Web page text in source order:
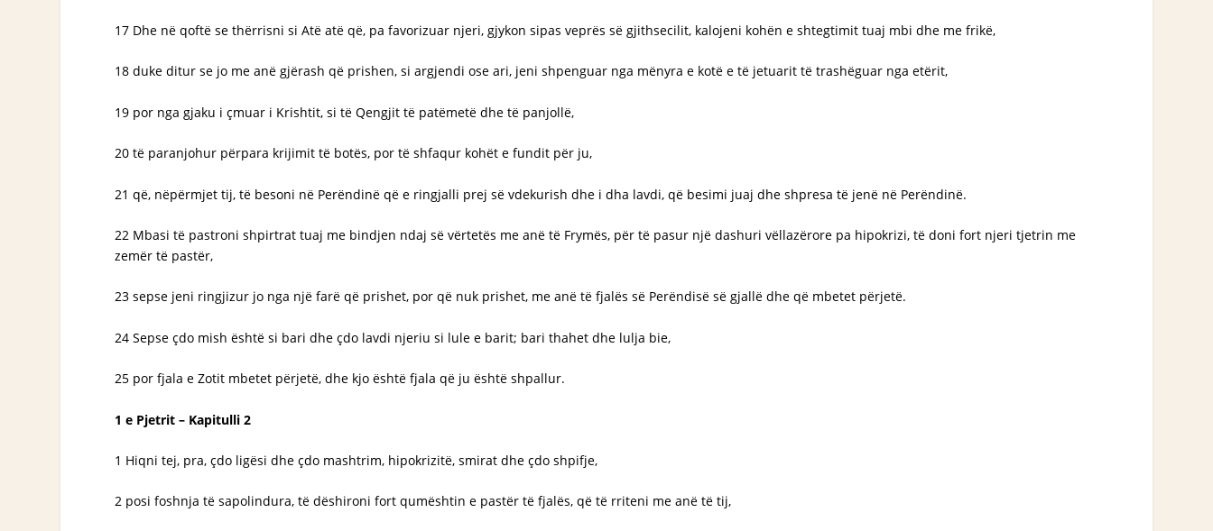
17 Dhe në qoftë se thërrisni si Atë atë që, pa favorizuar njeri, gjykon sipas veprës së gjithsecilit, kalojeni kohën e shtegtimit tuaj mbi dhe me frikë,
18 duke ditur se jo me anë gjërash që prishen, si argjendi ose ari, jeni shpenguar nga mënyra e kotë e të jetuarit të trashëguar nga etërit,
19 por nga gjaku i çmuar i Krishtit, si të Qengjit të patëmetë dhe të panjollë,
20 të paranjohur përpara krijimit të botës, por të shfaqur kohët e fundit për ju,
21 që, nëpërmjet tij, të besoni në Perëndinë që e ringjalli prej së vdekurish dhe i dha lavdi, që besimi juaj dhe shpresa të jenë në Perëndinë.
22 Mbasi të pastroni shpirtrat tuaj me bindjen ndaj së vërtetës me anë të Frymës, për të pasur një dashuri vëllazërore pa hipokrizi, të doni fort njeri tjetrin me
zemër të pastër,
23 sepse jeni ringjizur jo nga një farë që prishet, por që nuk prishet, me anë të fjalës së Perëndisë së gjallë dhe që mbetet përjetë.
24 Sepse çdo mish është si bari dhe çdo lavdi njeriu si lule e barit; bari thahet dhe lulja bie,
25 por fjala e Zotit mbetet përjetë, dhe kjo është fjala që ju është shpallur.
1 e Pjetrit – Kapitulli 2
1 Hiqni tej, pra, çdo ligësi dhe çdo mashtrim, hipokrizitë, smirat dhe çdo shpifje,
2 posi foshnja të sapolindura, të dëshironi fort qumështin e pastër të fjalës, që të rriteni me anë të tij,